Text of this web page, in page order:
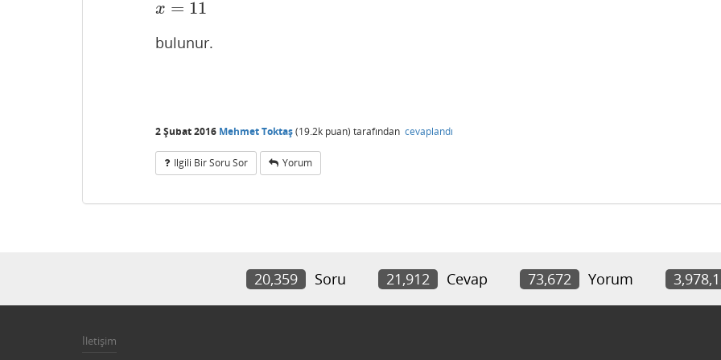
x = 11
x=11
bulunur.
2 Şubat 2016 Mehmet Toktaş(19.2k puan) tarafından cevaplandı
Ilgili Bir Soru Sor Yorum
20,359 Soru 21,912 Cevap 73,672 Yorum
İletişim